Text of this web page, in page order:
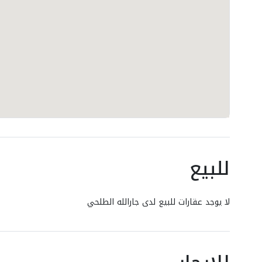
للبيع
لا يوجد عقارات للبيع لدى جارالله الطلحي